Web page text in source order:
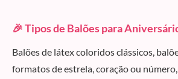
🎉 Tipos de Balões para
Balões de látex coloridos clássicos,
formatos de estrela, coração ou